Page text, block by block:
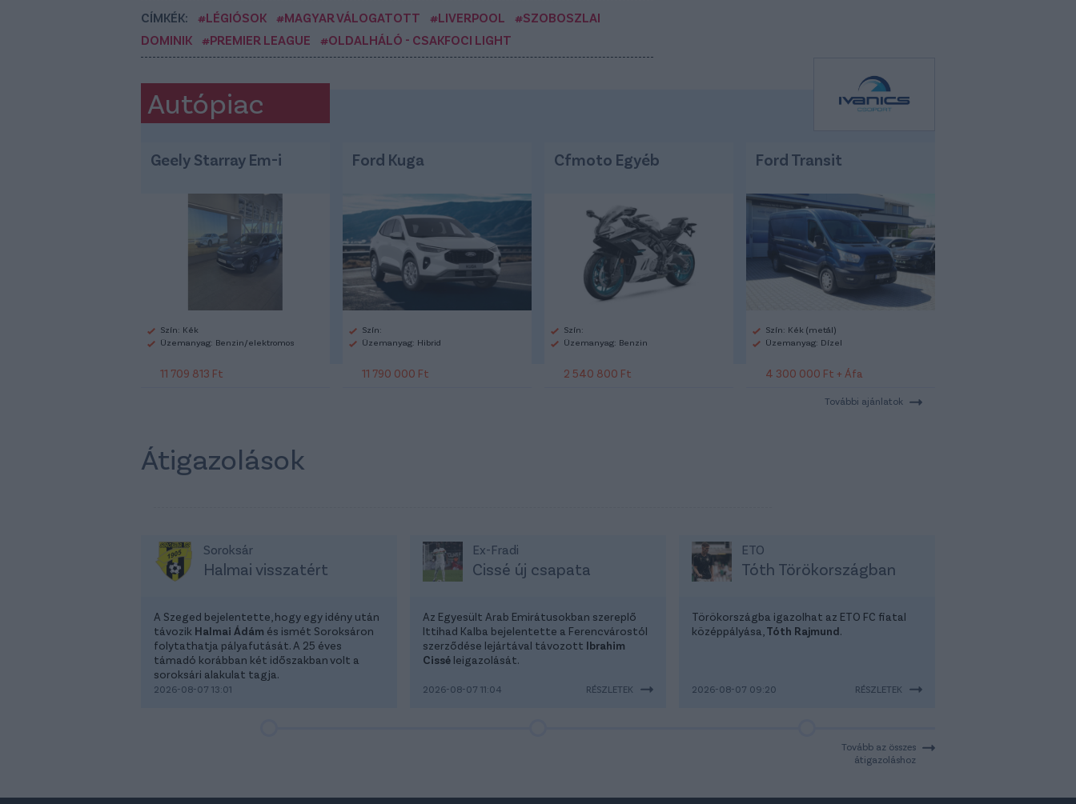
CÍMKÉK: #LÉGIÓSOK #MAGYAR VÁLOGATOTT #LIVERPOOL
#SZOBOSZLAI
DOMINIK
#PREMIER LEAGUE #OLDALHÁLÓ - CSAKFOCI LIGHT
Autópiac
Geely Starray Em-i
Szín: Kék
Üzemanyag: Benzin/elektromos
11 709 813 Ft
Ford Kuga
Szín:
Üzemanyag: Hibrid
11 790 000 Ft
Cfmoto Egyéb
Szín:
Üzemanyag: Benzin
2 540 800 Ft
Ford Transit
Szín: Kék (metál)
Üzemanyag: Dízel
4 300 000 Ft + Áfa
További ajánlatok
Átigazolások
Soroksár
Halmai visszatért
A Szeged bejelentette, hogy egy idény után
távozik Halmai Ádám és ismét Soroksáron
folytathatja pályafutását. A 25 éves
támadó korábban két időszakban volt a
soroksári alakulat tagja.
2026-08-07 13:01
Ex-Fradi
Cissé új csapata
Az Egyesült Arab Emirátusokban szereplő
Ittihad Kalba bejelentette a Ferencvárostól
szerződése lejártával távozott Ibrahim
Cissé leigazolását.
2026-08-07 11:04 RÉSZLETEK
ETO
Tóth Törökországban
Törökországba igazolhat az ETO FC fiatal
középpályása, Tóth Rajmund.
2026-08-07 09:20 RÉSZLETEK
Tovább az összes
átigazoláshoz